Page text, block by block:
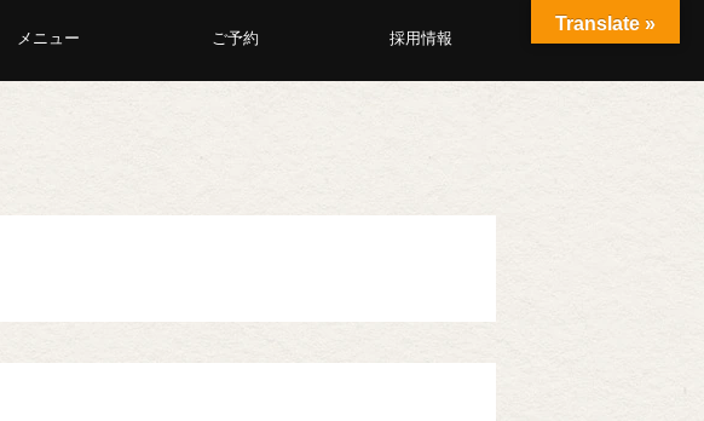
メニュー ご予約 採用情報
Translate »